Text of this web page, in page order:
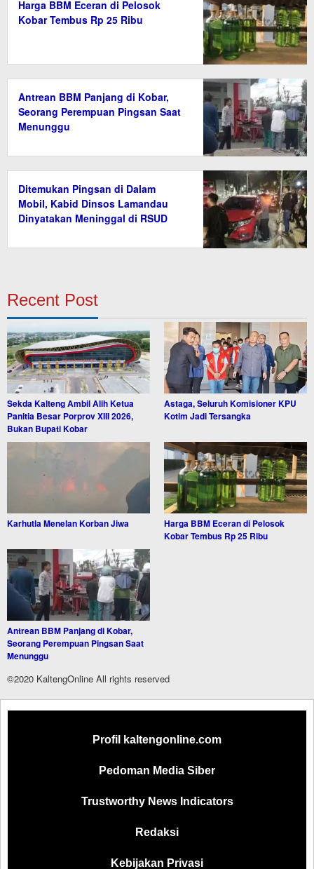
Harga BBM Eceran di Pelosok
Kobar Tembus Rp 25 Ribu
Antrean BBM Panjang di Kobar,
Seorang Perempuan Pingsan Saat
Menunggu
Ditemukan Pingsan di Dalam
Mobil, Kabid Dinsos Lamandau
Dinyatakan Meninggal di RSUD
Recent Post
Sekda Kalteng Ambil Alih Ketua
Panitia Besar Porprov XIII 2026,
Bukan Bupati Kobar
Astaga, Seluruh Komisioner KPU
Kotim Jadi Tersangka
Karhutla Menelan Korban Jiwa
Harga BBM Eceran di Pelosok
Kobar Tembus Rp 25 Ribu
Antrean BBM Panjang di Kobar,
Seorang Perempuan Pingsan Saat
Menunggu
©2020 KaltengOnline All rights reserved
Profil kaltengonline.com
Pedoman Media Siber
Trustworthy News Indicators
Redaksi
Kebijakan Privasi